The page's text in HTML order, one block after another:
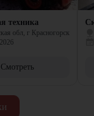
техника
обл, г Красногорск
Смотреть